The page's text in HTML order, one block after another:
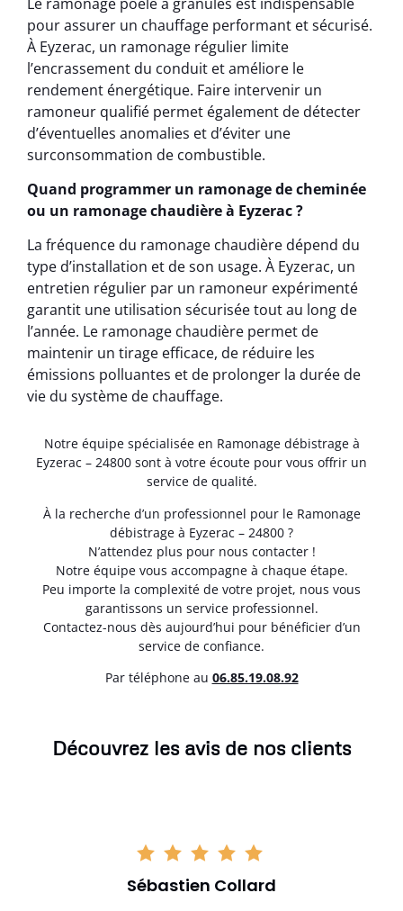
pour assurer un chauffage performant et sécurisé.
À Eyzerac, un ramonage régulier limite
l’encrassement du conduit et améliore le
rendement énergétique. Faire intervenir un
ramoneur qualifié permet également de détecter
d’éventuelles anomalies et d’éviter une
surconsommation de combustible.
Quand programmer un ramonage de cheminée
ou un ramonage chaudière à Eyzerac ?
La fréquence du ramonage chaudière dépend du
type d’installation et de son usage. À Eyzerac, un
entretien régulier par un ramoneur expérimenté
garantit une utilisation sécurisée tout au long de
l’année. Le ramonage chaudière permet de
maintenir un tirage efficace, de réduire les
émissions polluantes et de prolonger la durée de
vie du système de chauffage.
Notre équipe spécialisée en Ramonage débistrage à
Eyzerac – 24800 sont à votre écoute pour vous offrir un
service de qualité.
À la recherche d’un professionnel pour le Ramonage
débistrage à Eyzerac – 24800 ?
N’attendez plus pour nous contacter !
Notre équipe vous accompagne à chaque étape.
Peu importe la complexité de votre projet, nous vous
garantissons un service professionnel.
Contactez-nous dès aujourd’hui pour bénéficier d’un
service de confiance.
Par téléphone au 06.85.19.08.92
Découvrez les avis de nos clients
Sébastien Collard